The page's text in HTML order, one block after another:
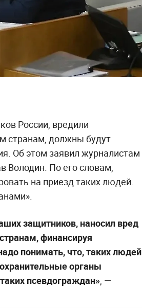
России, вредили
странам, должны будут
Об этом заявил журналистам
Володин. По его словам,
на приезд таких людей.
защитников, наносил вред
финансируя
понимать, что, таких людей
органы
псевдограждан» , —